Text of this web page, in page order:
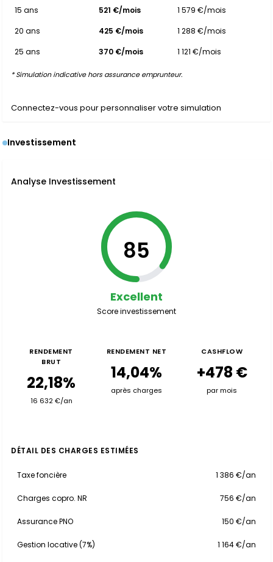
15 ans 521 €/mois
1 579 €/mois
20 ans
425 €/mois
1 288 €/mois
25 ans
370 €/mois 1 121 €/mois
* Simulation indicative hors assurance emprunteur.
Connectez-vous pour personnaliser votre simulation
Investissement
Analyse Investissement
85
Excellent
Score investissement
RENDEMENT
BRUT
22,18%
16 632 €/an
RENDEMENT NET
14,04%
après charges
CASHFLOW
+478 €
par mois
DÉTAIL DES CHARGES ESTIMÉES
Taxe foncière 1 386 €/an
Charges copro. NR 756 €/an
Assurance PNO 150 €/an
Gestion locative (7%) 1 164 €/an